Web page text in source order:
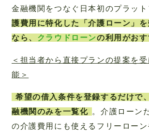
金融機関をつなぐ日本初のプラット
護費用に特化した「介護ローン」
なら、 クラウドローンの利用がおす
＜担当者から直接プランの提案を
能＞
希望の借入条件を登録するだけで
融機関のみを一覧化 。介護ローン
の介護費用にも使えるフリーロー